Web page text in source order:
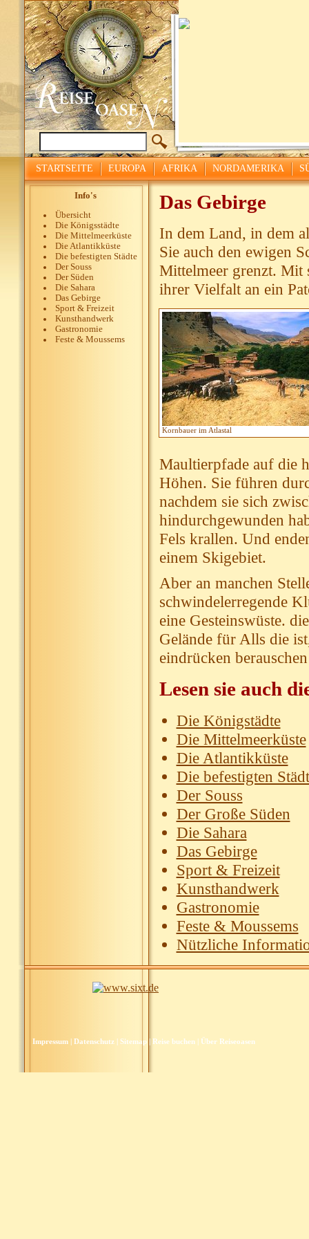
STARTSEITE EUROPA AFRIKA NORDAMERIKA
Info's
Übersicht
Die Königsstädte
Die Mittelmeerküste
Die Atlantikküste
Die befestigten Städte
Der Souss
Der Süden
Die Sahara
Das Gebirge
Sport & Freizeit
Kunsthandwerk
Gastronomie
Feste & Moussems
Das Gebirge
In dem Land, in dem
Sie auch den ewigen
Mittelmeer grenzt. Mit
ihrer Vielfalt an ein
Kornbauer im Atlastal
Maultierpfade auf die
Höhen. Sie führen
nachdem sie sich
hindurchgewunden
Fels krallen. Und
einem Skigebiet.
Aber an manchen
schwindelerregende
eine Gesteinswüste.
Gelände für Alls die
eindrücken
Lesen sie auch
Die Königstädte
Die Mittelmeerküste
Die Atlantikküste
Die befestigten
Der Souss
Der Große Süden
Die Sahara
Das Gebirge
Sport & Freizeit
Kunsthandwerk
Gastronomie
Feste & Moussems
Nützliche
Impressum| Datenschutz| Sitemap| Reise buchen| Über Reiseoasen